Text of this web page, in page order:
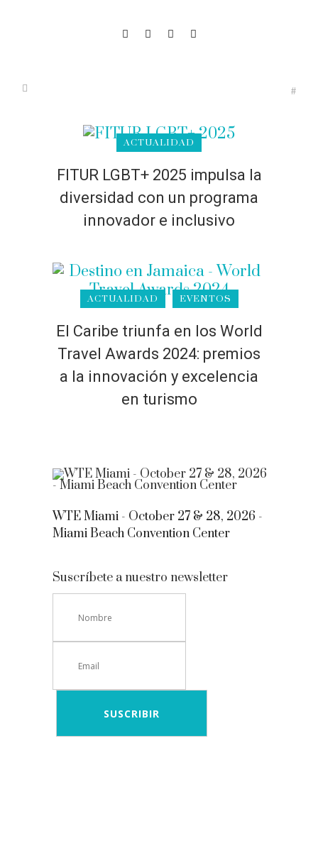
ACTUALIDAD
FITUR LGBT+ 2025 impulsa la
diversidad con un programa
innovador e inclusivo
ACTUALIDAD EVENTOS
El Caribe triunfa en los World
Travel Awards 2024: premios
a la innovación y excelencia
en turismo
WTE Miami - October 27 & 28, 2026 -
Miami Beach Convention Center
Suscríbete a nuestro newsletter